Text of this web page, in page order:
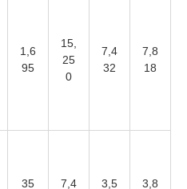
1,6
95
15,
25
0
7,4
32
7,8
18
35
7,4
3,5
3,8